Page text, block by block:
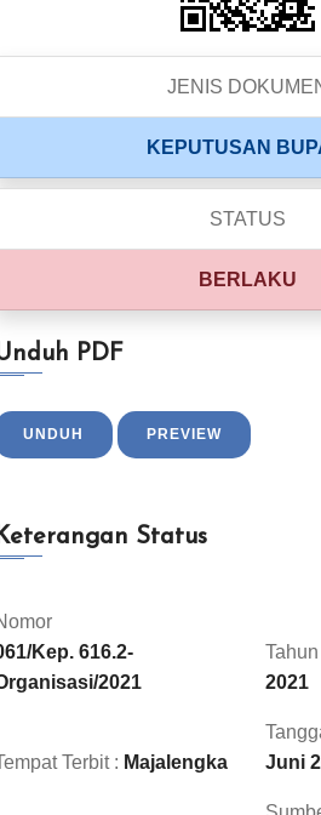
JENIS
KEPUTUSAN
STATUS
BERLAKU
PDF
UNDUH PREVIEW
Status
Kep. 616.2-
2021
Tahun
2021
Terbit : Majalengka
Juni